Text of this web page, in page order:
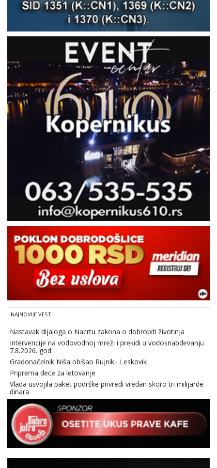
NAJNOVIJE VESTI
Nastavak dijaloga o Nacrtu zakona o dobrobiti životinja
Intervencije na vodovodnoj mreži i prekidi u vodosnabdevanju
7.8.2026. god.
Gradonačelnik Niša obišao Rujnik i Leskovik
Priprema dece za letovanje
Vlada usvojila paket podrške privredi vredan skoro tri milijarde
dinara